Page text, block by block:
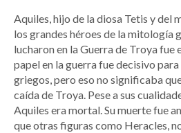
Aquiles, hijo de la diosa Tetis y del
los grandes héroes de la mitología
lucharon en la Guerra de Troya fue
papel en la guerra fue decisivo
griegos, pero eso no significaba
caída de Troya. Pese a sus
Aquiles era mortal. Su muerte fue
que otras figuras como Heracles,